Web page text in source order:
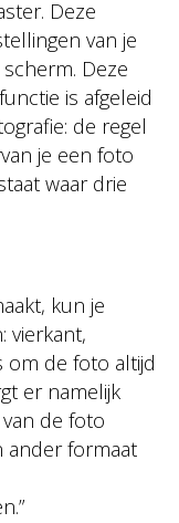
Deze
van je
Deze
is afgeleid
de regel
je een foto
waar drie
kun je
vierkant,
om de foto altijd
er namelijk
de foto
ander formaat